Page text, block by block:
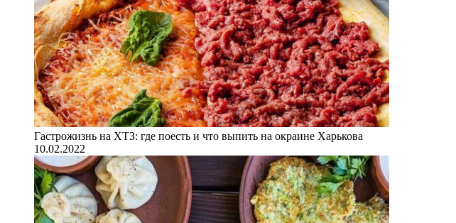
Гастрожизнь на ХТЗ: где поесть и что выпить на окраине Харькова
10.02.2022